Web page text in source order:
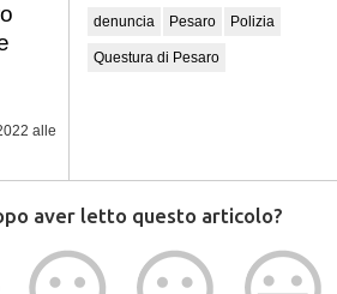
alle
denuncia Pesaro Polizia
Questura di Pesaro
aver letto questo articolo?